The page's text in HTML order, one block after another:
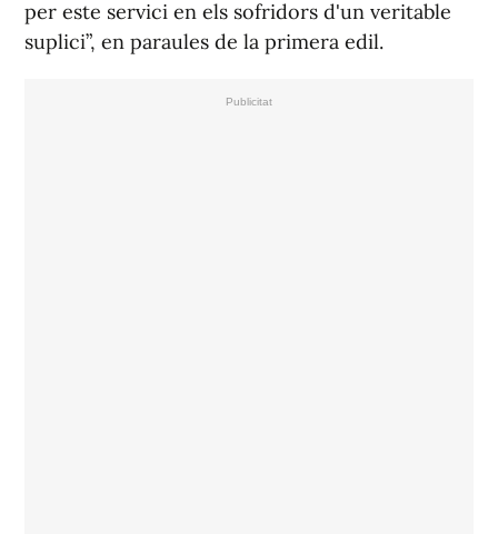
per este servici en els sofridors d'un veritable
suplici”, en paraules de la primera edil.